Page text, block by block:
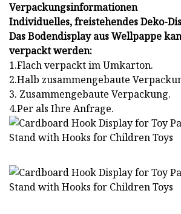
Verpackungsinformationen
Individuelles, freistehendes Deko-
Das Bodendisplay aus Wellpappe
verpackt werden:
1.Flach verpackt im Umkarton.
2.Halb zusammengebaute
3. Zusammengebaute Verpackung.
4.Per als Ihre Anfrage.